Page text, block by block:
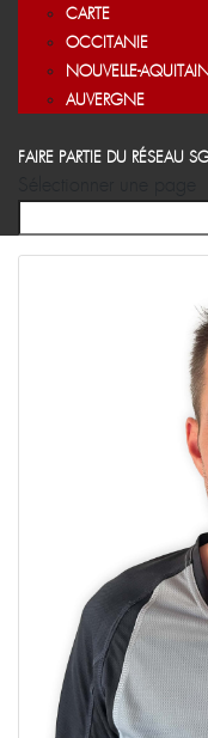
CARTE
OCCITANIE
NOUVELLE-
AUVERGNE
FAIRE PARTIE DU RÉSEAU